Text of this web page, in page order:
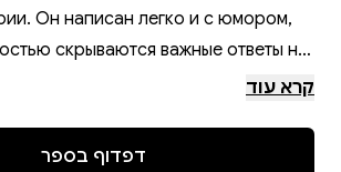
Он написан легко и с юмором,
скрываются важные ответы на
задаёт себе каждый из нас: оקרא עוד
דפדוף בספר